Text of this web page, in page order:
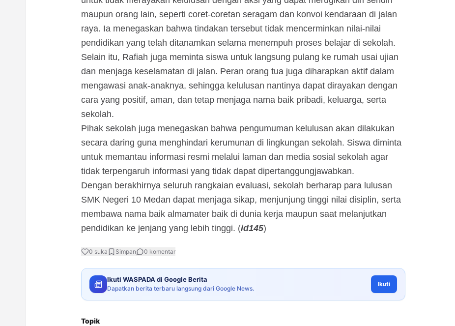
maupun orang lain, seperti coret-coretan seragam dan konvoi kendaraan di jalan
raya. Ia menegaskan bahwa tindakan tersebut tidak mencerminkan nilai-nilai
pendidikan yang telah ditanamkan selama menempuh proses belajar di sekolah.
Selain itu, Rafiah juga meminta siswa untuk langsung pulang ke rumah usai ujian
dan menjaga keselamatan di jalan. Peran orang tua juga diharapkan aktif dalam
mengawasi anak-anaknya, sehingga kelulusan nantinya dapat dirayakan dengan
cara yang positif, aman, dan tetap menjaga nama baik pribadi, keluarga, serta
sekolah.
Pihak sekolah juga menegaskan bahwa pengumuman kelulusan akan dilakukan
secara daring guna menghindari kerumunan di lingkungan sekolah. Siswa diminta
untuk memantau informasi resmi melalui laman dan media sosial sekolah agar
tidak terpengaruh informasi yang tidak dapat dipertanggungjawabkan.
Dengan berakhirnya seluruh rangkaian evaluasi, sekolah berharap para lulusan
SMK Negeri 10 Medan dapat menjaga sikap, menjunjung tinggi nilai disiplin, serta
membawa nama baik almamater baik di dunia kerja maupun saat melanjutkan
pendidikan ke jenjang yang lebih tinggi. (id145)
0 suka Simpan 0 komentar
Ikuti WASPADA di Google Berita
Dapatkan berita terbaru langsung dari Google News.
Ikuti
Topik